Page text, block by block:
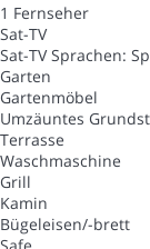
1 Fernseher
Sat-TV
Sat-TV Sprachen:
Garten
Gartenmöbel
Umzäuntes
Terrasse
Waschmaschine
Grill
Kamin
Bügeleisen/-brett
Safe